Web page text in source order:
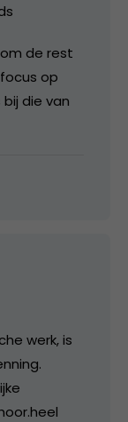
de rest
op
die van
werk, is